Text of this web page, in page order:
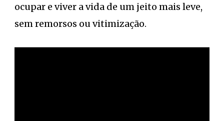
ocupar e viver a vida de um jeito mais leve,
sem remorsos ou vitimização.